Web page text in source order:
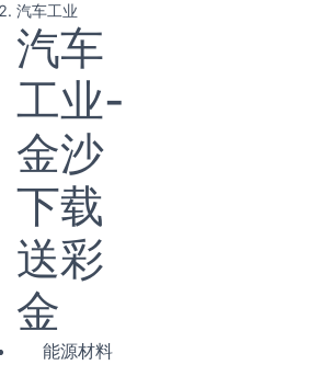
汽车工业
汽车
工业-
金沙
下载
送彩
金
能源材料